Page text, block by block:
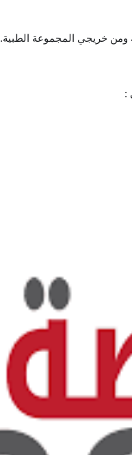
ومن خريجي المجموعة الطبية.